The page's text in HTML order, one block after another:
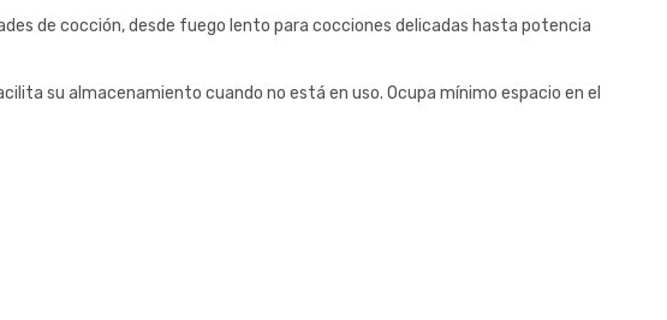
de cocción, desde fuego lento para cocciones delicadas hasta potencia
su almacenamiento cuando no está en uso. Ocupa mínimo espacio en el